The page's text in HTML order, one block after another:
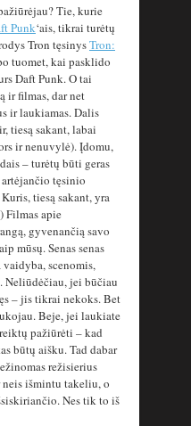
Tie, kurie
Punk‘ais, tikrai turėtų
Tron tęsinysTron:
tuomet, kai pasklido
Daft Punk. O tai
ir filmas, dar net
ir laukiamas. Dalis
tiesą sakant, labai
ir nenuvylė). Įdomu,
– turėtų būti geras
tęsinio
tiesą sakant, yra
Filmas apie
gyvenančią savo
mūsų. Senas senas
scenomis,
Neliūdėčiau, jei būčiau
– jis tikrai nekoks. Bet
Beje, jei laukiate
pažiūrėti – kad
būtų aišku. Tad dabar
režisierius
išmintu takeliu, o
Nes tik to iš